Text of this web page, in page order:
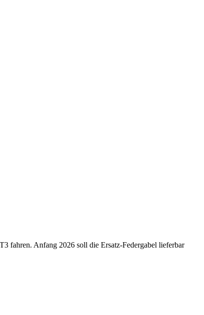
fahren. Anfang 2026 soll die Ersatz-Federgabel lieferbar